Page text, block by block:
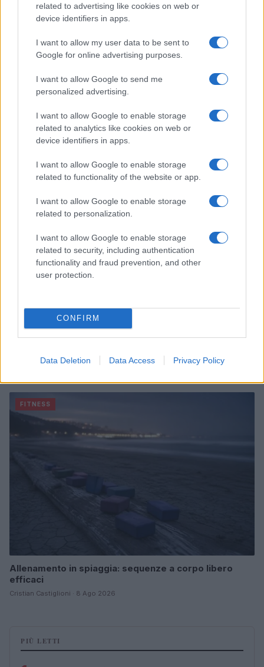
related to advertising like cookies on web or
device identifiers in apps.
I want to allow my user data to be sent to
Google for online advertising purposes.
I want to allow Google to send me
personalized advertising.
I want to allow Google to enable storage
related to analytics like cookies on web or
device identifiers in apps.
I want to allow Google to enable storage
related to functionality of the website or app.
I want to allow Google to enable storage
related to personalization.
I want to allow Google to enable storage
related to security, including authentication
functionality and fraud prevention, and other
user protection.
CONFIRM
Data Deletion Data Access Privacy Policy
Come preparare la crema pasticcera al microonde in
Cristian Castiglioni · 8 Ago 2026
tracker giusto
FITNESS
Allenamento in spiaggia: sequenze a corpo libero
efficaci
Cristian Castiglioni · 8 Ago 2026
PIÙ LETTI